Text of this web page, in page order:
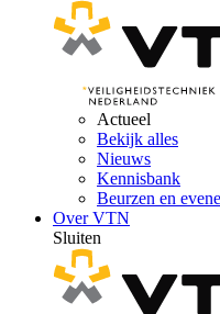
Actueel
Bekijk alles
Nieuws
Kennisbank
Beurzen en
Over VTN
Sluiten